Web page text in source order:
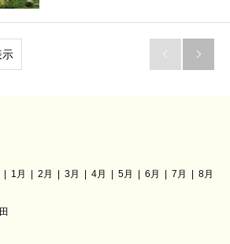
示  
1月 2月 3月 4月 5月 6月 7月
8月